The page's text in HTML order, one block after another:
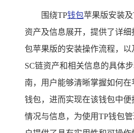
围绕TP钱包苹果版安装
资产及信息展开，提供了详细
包苹果版的安装操作流程，以
SC链资产和相关信息的具体
南，用户能够清晰掌握如何
钱包，进而实现在该钱包中便
情况与信息，为使用TP钱包